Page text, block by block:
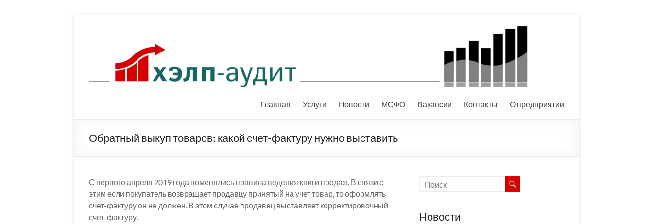
Главная Услуги Новости МСФО Вакансии Контакты О предприятии
Обратный выкуп товаров: какой счет-фактуру нужно выставить
С первого апреля 2019 года поменялись правила ведения книги продаж. В связи с
этим если покупатель возвращает продавцу принятый на учет товар, то оформлять
счет-фактуру он не должен. В этом случае продавец выставляет корректировочный
счет-фактуру.
Новости